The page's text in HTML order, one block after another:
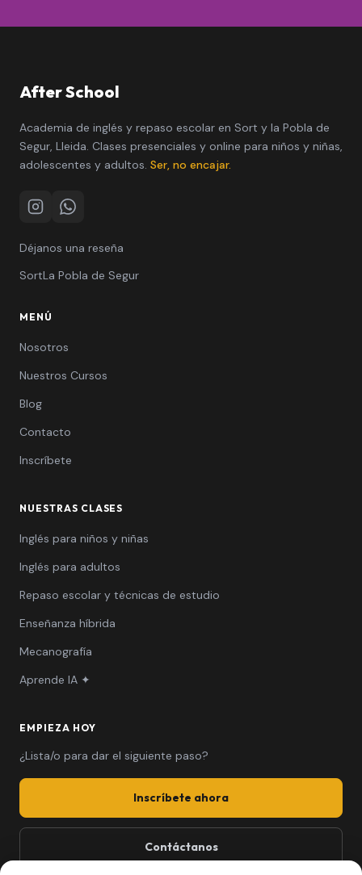
After School
Academia de inglés y repaso escolar en Sort y la Pobla de
Segur, Lleida. Clases presenciales y online para niños y niñas,
adolescentes y adultos. Ser, no encajar.
InstagramWhatsApp
Déjanos una reseña
SortLa Pobla de Segur
MENÚ
Nosotros
Nuestros Cursos
Blog
Contacto
Inscríbete
NUESTRAS CLASES
Inglés para niños y niñas
Inglés para adultos
Repaso escolar y técnicas de estudio
Enseñanza híbrida
Mecanografía
Aprende IA ✦
EMPIEZA HOY
¿Lista/o para dar el siguiente paso?
Inscríbete ahora
Contáctanos